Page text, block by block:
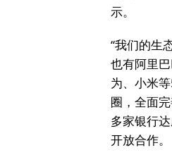
示。
“我们的生
也有阿里
为、小米
圈，全面
多家银行
开放合作。